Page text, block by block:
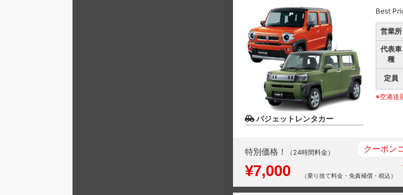
バジェットレンタカー
Best
営業所
代表車
種
定員
※空港送
特別価格！ （24時間料金）
¥7,000 （乗り捨て料金・免責補償・税込）
クーポン